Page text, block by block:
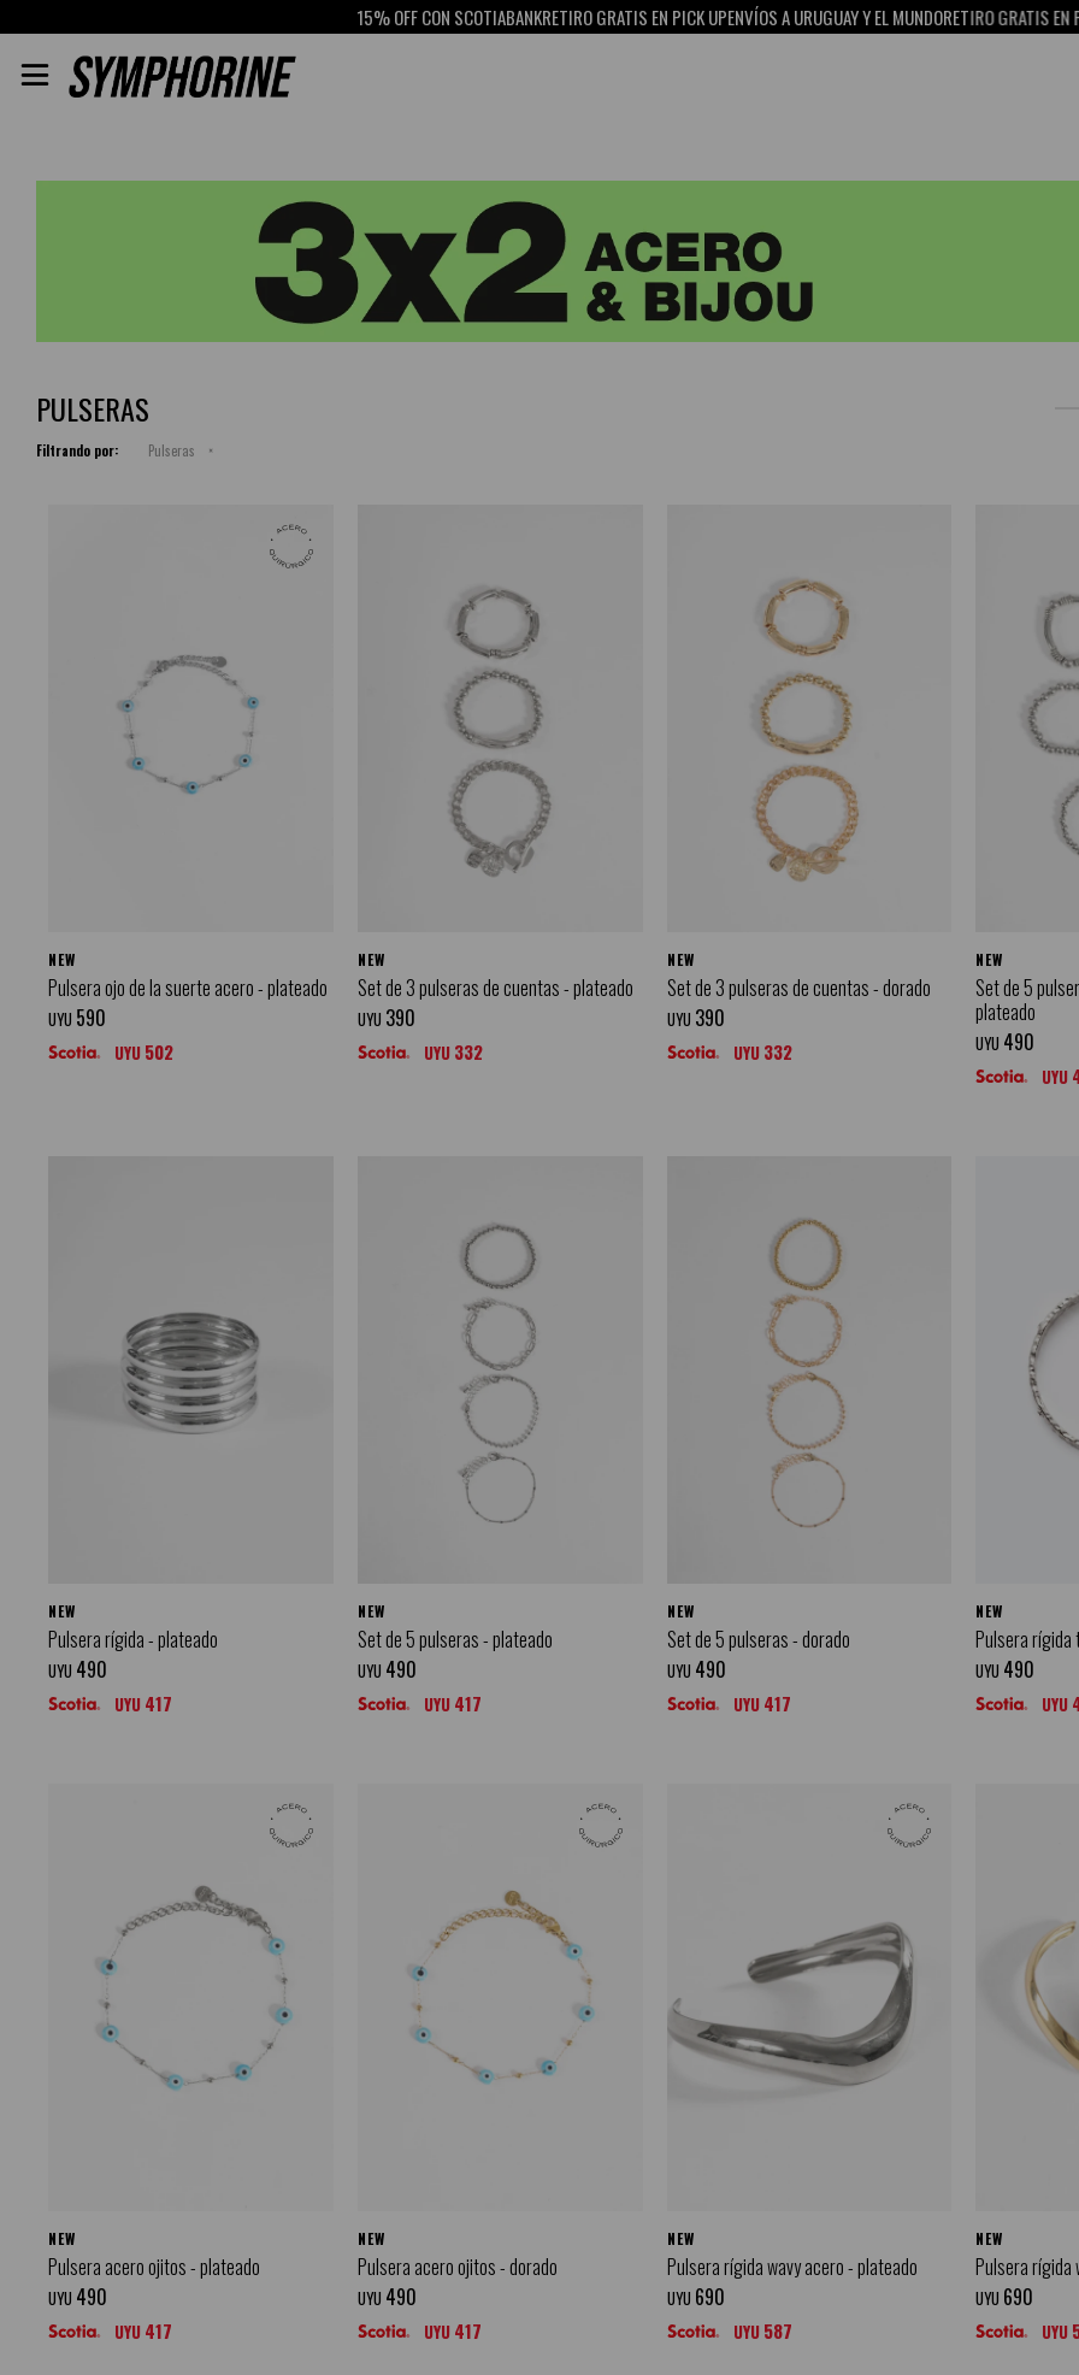
15% OFF CON SCOTIABANKRETIRO GRATIS EN PICK UPENVÍOS A URUGUAY Y EL MUNDORETIRO GRATIS EN PICK UP

PULSERAS
Filtrando por: Pulseras
NEW
Pulsera ojo de la suerte acero - plateado
UYU 590
UYU 502
NEW
Set de 3 pulseras de cuentas - plateado
UYU 390
UYU 332
NEW
Set de 3 pulseras de cuentas - dorado
UYU 390
UYU 332
NEW
Set de 5
plateado
UYU 490
UYU
NEW
Pulsera rígida - plateado
UYU 490
UYU 417
NEW
Set de 5 pulseras - plateado
UYU 490
UYU 417
NEW
Set de 5 pulseras - dorado
UYU 490
UYU 417
NEW
Pulsera
UYU 490
UYU
NEW
Pulsera acero ojitos - plateado
UYU 490
UYU 417
NEW
Pulsera acero ojitos - dorado
UYU 490
UYU 417
NEW
Pulsera rígida wavy acero - plateado
UYU 690
UYU 587
NEW
Pulsera rígida
UYU 690
UYU